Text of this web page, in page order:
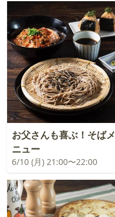
お父さんも喜ぶ！そばメ
ニュー
6/10 (月) 21:00〜22:00